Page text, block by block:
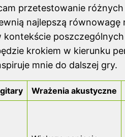
przetestowanie
najlepszą równowagę
kontekście
krokiem w kierunku
mnie do dalszej gry.
Wrażenia akustyczne